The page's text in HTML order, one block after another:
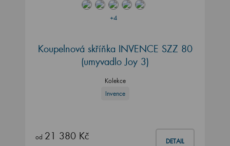
+4
Koupelnová skříňka INVENCE SZZ 80
(umyvadlo Joy 3)
Kolekce
Invence
od 21 380 Kč DETAIL